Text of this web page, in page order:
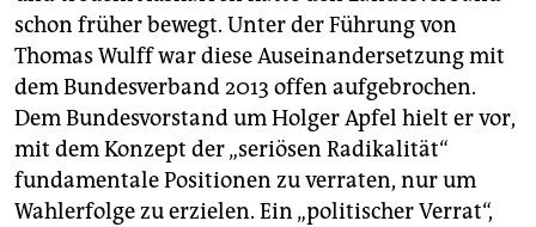
schon früher bewegt. Unter der Führung von
Thomas Wulff war diese Auseinandersetzung mit
dem Bundesverband 2013 offen aufgebrochen.
Dem Bundesvorstand um Holger Apfel hielt er vor,
mit dem Konzept der „seriösen Radikalität“
fundamentale Positionen zu verraten, nur um
Wahlerfolge zu erzielen. Ein „politischer Verrat“,